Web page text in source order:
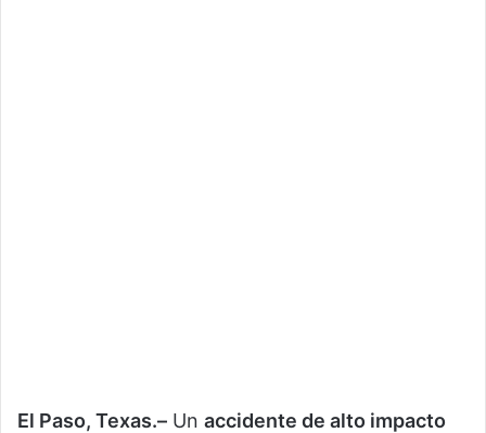
El Paso, Texas.– Un accidente de alto impacto